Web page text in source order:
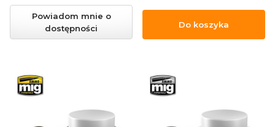
Powiadom mnie o
dostępności
Do koszyka